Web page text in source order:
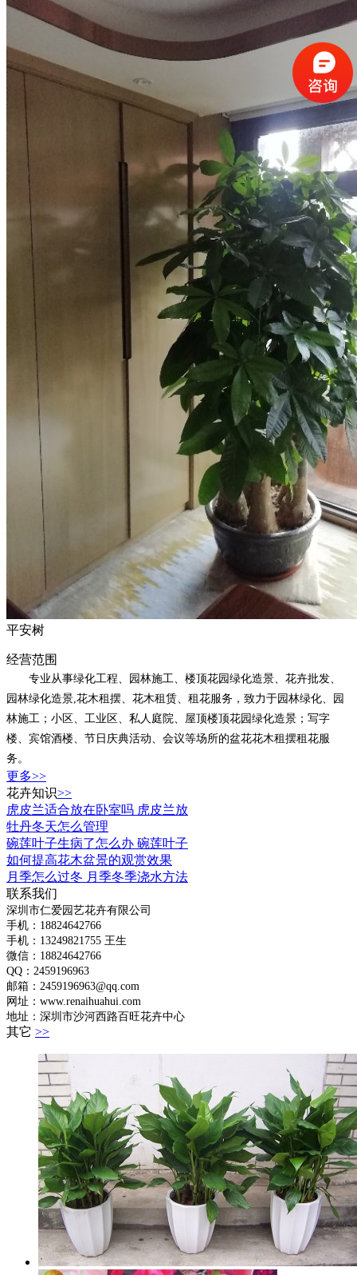
平安树
经营范围
专业从事绿化工程、园林施工、楼顶花园绿化造景、花卉批发、
园林绿化造景,花木租摆、花木租赁、租花服务，致力于园林绿化、园
林施工；小区、工业区、私人庭院、屋顶楼顶花园绿化造景；写字
楼、宾馆酒楼、节日庆典活动、会议等场所的盆花花木租摆租花服
务。
更多>>
花卉知识>>
虎皮兰适合放在卧室吗 虎皮兰放
牡丹冬天怎么管理
碗莲叶子生病了怎么办 碗莲叶子
如何提高花木盆景的观赏效果
月季怎么过冬 月季冬季浇水方法
联系我们
深圳市仁爱园艺花卉有限公司
手机：18824642766
手机： 13249821755 王生
微信：18824642766
QQ：2459196963
邮箱：2459196963@qq.com
网址：www.renaihuahui.com
地址：深圳市沙河西路百旺花卉中心
其它 >>